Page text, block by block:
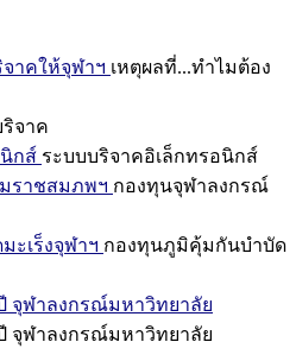
าคให้จุฬาฯ เหตุผลที่...ทำไมต้อง
จาค
กส์ ระบบบริจาคอิเล็กทรอนิกส์
ราชสมภพฯ กองทุนจุฬาลงกรณ์
ะเร็งจุฬาฯ กองทุนภูมิคุ้มกันบำบัด
จุฬาลงกรณ์มหาวิทยาลัย
จุฬาลงกรณ์มหาวิทยาลัย